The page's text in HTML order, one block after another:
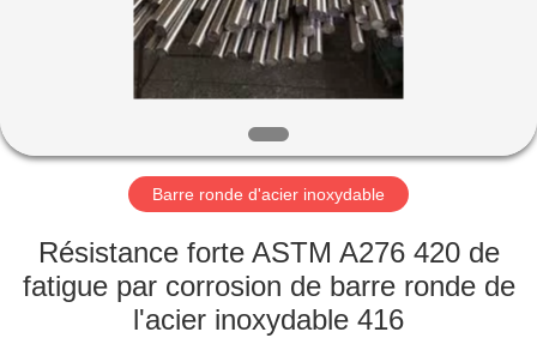
PRODUITS
VIDÉOS
PROPOS
DE
Barre ronde d'acier inoxydable
Résistance forte ASTM A276 420 de
fatigue par corrosion de barre ronde de
l'acier inoxydable 416